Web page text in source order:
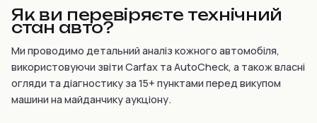
Як ви перевіряєте технічний
стан авто?
Ми проводимо детальний аналіз кожного автомобіля,
використовуючи звіти Carfax та AutoCheck, а також власні
огляди та діагностику за 15+ пунктами перед викупом
машини на майданчику аукціону.